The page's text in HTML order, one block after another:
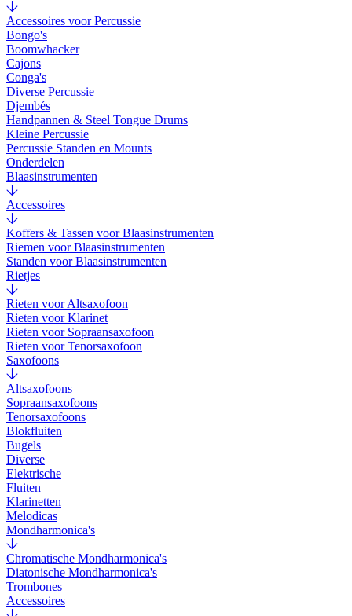
Accessoires voor Percussie
Bongo's
Boomwhacker
Cajons
Conga's
Diverse Percussie
Djembés
Handpannen & Steel Tongue Drums
Kleine Percussie
Percussie Standen en Mounts
Onderdelen
Blaasinstrumenten
Accessoires
Koffers & Tassen voor Blaasinstrumenten
Riemen voor Blaasinstrumenten
Standen voor Blaasinstrumenten
Rietjes
Rieten voor Altsaxofoon
Rieten voor Klarinet
Rieten voor Sopraansaxofoon
Rieten voor Tenorsaxofoon
Saxofoons
Altsaxofoons
Sopraansaxofoons
Tenorsaxofoons
Blokfluiten
Bugels
Diverse
Elektrische
Fluiten
Klarinetten
Melodicas
Mondharmonica's
Chromatische Mondharmonica's
Diatonische Mondharmonica's
Trombones
Accessoires